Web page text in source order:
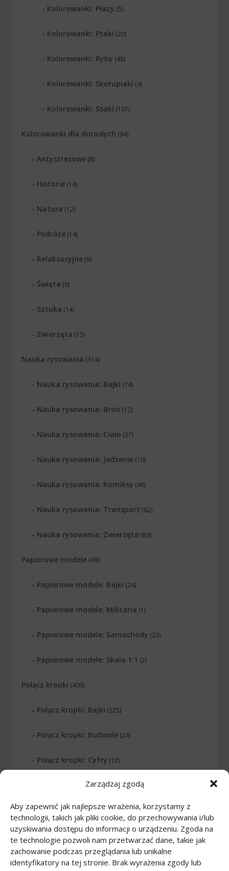
Zarządzaj zgodą
Aby zapewnić jak najlepsze wrażenia, korzystamy z
technologii, takich jak pliki cookie, do przechowywania i/lub
uzyskiwania dostępu do informacji o urządzeniu. Zgoda na
te technologie pozwoli nam przetwarzać dane, takie jak
zachowanie podczas przeglądania lub unikalne
identyfikatory na tej stronie. Brak wyrażenia zgody lub
Kolorowanki: Płazy (5)
Kolorowanki: Ptaki (20)
Kolorowanki: Ryby (48)
Kolorowanki: Skorupiaki (4)
Kolorowanki: Ssaki (107)
Kolorowanki dla dorosłych (94)
Antystresowe (8)
Historie (14)
Natura (12)
Podróże (14)
Relaksacyjne (9)
Święta (8)
Sztuka (14)
Zwierzęta (15)
Nauka rysowania (314)
Nauka rysowania: Bajki (74)
Nauka rysowania: Broń (12)
Nauka rysowania: Ciało (27)
Nauka rysowania: Jedzenie (10)
Nauka rysowania: Komiksy (46)
Nauka rysowania: Transport (62)
Nauka rysowania: Zwierzęta (83)
Papierowe modele (49)
Papierowe modele: Bajki (24)
Papierowe modele: Militaria (1)
Papierowe modele: Samochody (23)
Papierowe modele: Skala 1:1 (2)
Połącz kropki (400)
Połącz kropki: Bajki (225)
Połącz kropki: Budowle (24)
Połącz kropki: Cyfry (12)
Połącz kropki: Instrumenty muzyczne
Połącz kropki: Litery(6)
Połącz kropki: Planety (10)
Połącz kropki: Sporty (20)